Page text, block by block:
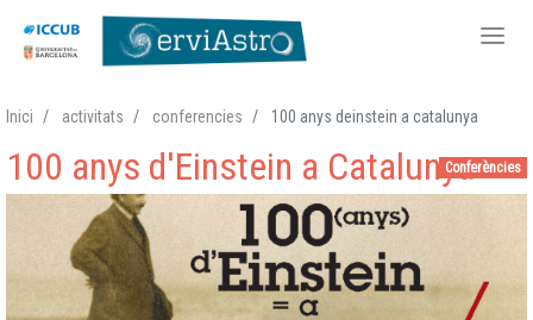
Vés
contingut
Inici activitats conferencies 100 anys deinstein a catalunya
Conferències
100 anys d'Einstein a Catalunya